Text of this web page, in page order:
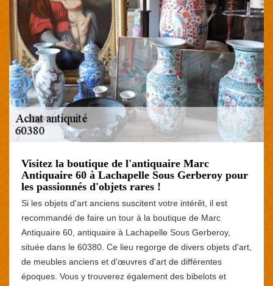
Visitez la boutique de l'antiquaire Marc
Antiquaire 60 à Lachapelle Sous Gerberoy pour
les passionnés d'objets rares !
Si les objets d'art anciens suscitent votre intérêt, il est
recommandé de faire un tour à la boutique de Marc
Antiquaire 60, antiquaire à Lachapelle Sous Gerberoy,
située dans le 60380. Ce lieu regorge de divers objets d'art,
de meubles anciens et d'œuvres d'art de différentes
époques. Vous y trouverez également des bibelots et